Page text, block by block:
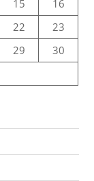
15
16
22
23
29
30